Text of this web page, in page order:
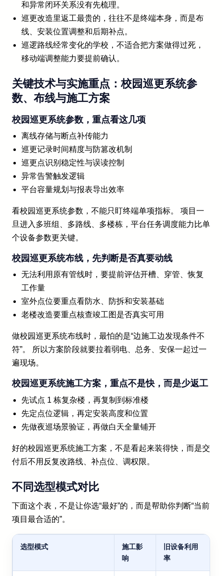
和异常闭环关系没有先梳理。
巡更改造里返工最贵的，往往不是终端本身，而是布
线、安装位置调整和后期补点。
巡逻路线经常变化的学校，不适合把方案做得过死，
移动端调整能力要提前确认。
关键技术与实施重点：校园巡更系统参
数、布线与施工方案
校园巡更系统参数，重点看这几项
离线存储与断点补传能力
巡更记录时间精度与防篡改机制
巡更点识别稳定性与误读控制
异常告警触发逻辑
平台容量规划与报表导出效率
看校园巡更系统参数，不能只盯终端单项指标。 项目一
旦进入多班组、多路线、多楼栋，平台任务调度能力比单
个设备参数更关键。
校园巡更系统布线，先判断是否真要动线
无法利用原有管线时，要提前评估开槽、穿管、恢复
工作量
室外点位要重点看防水、防拆和安装基础
老楼改造要重点核查竣工图是否真实可用
做校园巡更系统布线时，最怕的是“边施工边发现条件不
符”。 所以方案阶段就要拉着弱电、总务、安保一起过一
遍现场。
校园巡更系统施工方案，重点不是快，而是少返工
先试点 1 栋复杂楼，再复制到标准楼
先定点位逻辑，再定安装高度和位置
先做夜巡场景验证，再做白天全量铺开
好的校园巡更系统施工方案，不是看起来装得快，而是交
付后不用反复改路线、补点位、调权限。
不同选型模式对比
下面这个表，不是让你选“最好”的，而是帮助你判断“当前
项目最合适的”。
选型模式
施工影
响
旧设备利用
率